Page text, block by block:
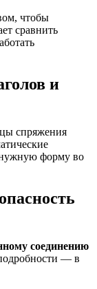
чтобы
сравнить
и
спряжения
форму во
соединению
— в